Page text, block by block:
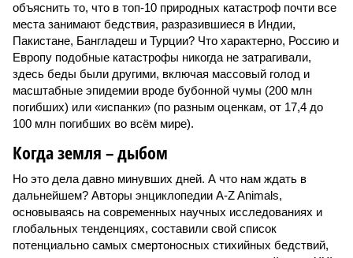
объяснить то, что в топ-10 природных катастроф почти все
места занимают бедствия, разразившиеся в Индии,
Пакистане, Бангладеш и Турции? Что характерно, Россию и
Европу подобные катастрофы никогда не затрагивали,
здесь беды были другими, включая массовый голод и
масштабные эпидемии вроде бубонной чумы (200 млн
погибших) или «испанки» (по разным оценкам, от 17,4 до
100 млн погибших во всём мире).
Когда земля – дыбом
Но это дела давно минувших дней. А что нам ждать в
дальнейшем? Авторы энциклопедии A-Z Animals,
основываясь на современных научных исследованиях и
глобальных тенденциях, составили свой список
потенциально самых смертоносных стихийных бедствий,